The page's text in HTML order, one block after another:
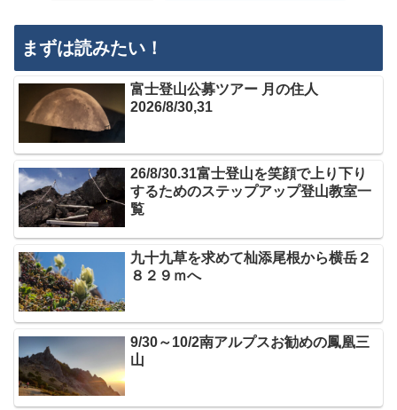
まずは読みたい！
富士登山公募ツアー 月の住人
2026/8/30,31
26/8/30.31富士登山を笑顔で上り下り
するためのステップアップ登山教室一
覧
九十九草を求めて杣添尾根から横岳２
８２９ｍへ
9/30～10/2南アルプスお勧めの鳳凰三
山